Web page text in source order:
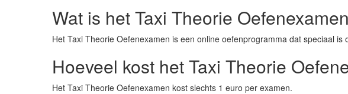
Wat is het Taxi Theorie
Het Taxi Theorie Oefenexamen is een online oefenprogramma dat speciaal
Hoeveel kost het Taxi Theorie
Het Taxi Theorie Oefenexamen kost slechts 1 euro per examen.